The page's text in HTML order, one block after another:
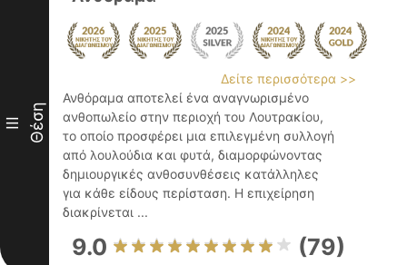
III Θέση
Δείτε περισσότερα >>
Ανθόραμα αποτελεί ένα αναγνωρισμένο
ανθοπωλείο στην περιοχή του Λουτρακίου,
το οποίο προσφέρει μια επιλεγμένη συλλογή
από λουλούδια και φυτά, διαμορφώνοντας
δημιουργικές ανθοσυνθέσεις κατάλληλες
για κάθε είδους περίσταση. Η επιχείρηση
διακρίνεται ...
9.0 (79)